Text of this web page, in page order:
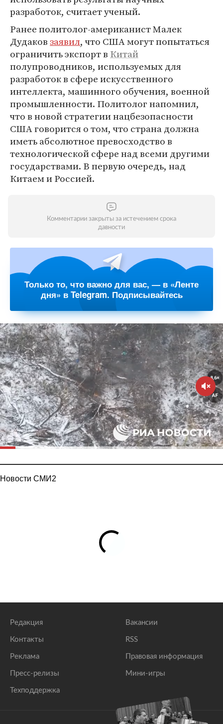
разработок, считает ученый.
Ранее политолог-американист Малек
Дудаковзаявил, что США могут попытаться
ограничить экспорт в Китай
полупроводников, используемых для
разработок в сфере искусственного
интеллекта, машинного обучения, военной
промышленности. Политолог напомнил,
что в новой стратегии нацбезопасности
США говорится о том, что страна должна
иметь абсолютное превосходство в
технологической сфере над всеми другими
государствами. В первую очередь, над
Китаем и Россией.
Комментарии закрыты за истечением срока
давности
Только то, что важно для вас, — в «Ленте
дня» в Telegram. Подписывайтесь
Новости СМИ2
Редакция
Контакты
Реклама
Пресс-релизы
Техподдержка
Вакансии
RSS
Правовая информация
Мини-игры